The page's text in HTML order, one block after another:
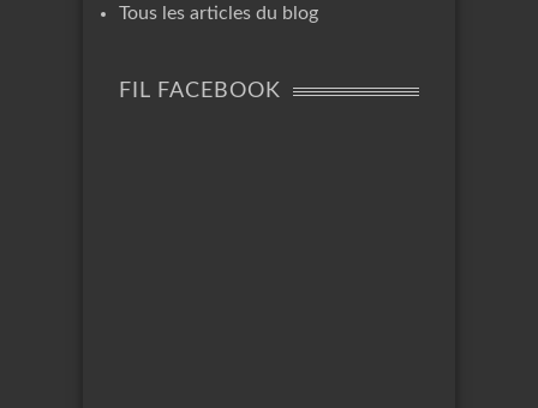
Tous les articles du blog
FIL FACEBOOK